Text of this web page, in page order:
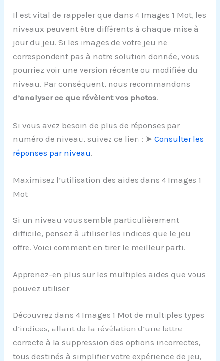
Il est vital de rappeler que dans 4 Images 1 Mot, les
niveaux peuvent être différents à chaque mise à
jour du jeu. Si les images de votre jeu ne
correspondent pas à notre solution donnée, vous
pourriez voir une version récente ou modifiée du
niveau. Par conséquent, nous recommandons
d’analyser ce que révèlent vos photos.
Si vous avez besoin de plus de réponses par
numéro de niveau, suivez ce lien : ➤Consulter les
réponses par niveau.
Maximisez l’utilisation des aides dans 4 Images 1
Mot
Si un niveau vous semble particulièrement
difficile, pensez à utiliser les indices que le jeu
offre. Voici comment en tirer le meilleur parti.
Apprenez-en plus sur les multiples aides que vous
pouvez utiliser
Découvrez dans 4 Images 1 Mot de multiples types
d’indices, allant de la révélation d’une lettre
correcte à la suppression des options incorrectes,
tous destinés à simplifier votre expérience de jeu,